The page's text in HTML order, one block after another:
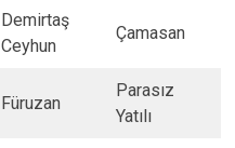
​Demirtaş
Ceyhun
​Çamasan
​Füruzan
​Parasız
Yatılı